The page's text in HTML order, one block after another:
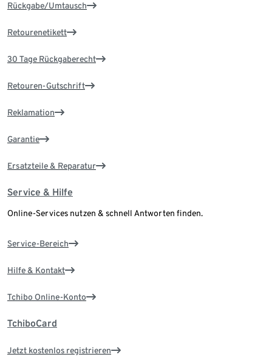
Rückgabe/Umtausch
Retourenetikett
30 Tage Rückgaberecht
Retouren-Gutschrift
Reklamation
Garantie
Ersatzteile & Reparatur
Service & Hilfe
Online-Services nutzen & schnell Antworten finden.
Service-Bereich
Hilfe & Kontakt
Tchibo Online-Konto
TchiboCard
Jetzt kostenlos registrieren